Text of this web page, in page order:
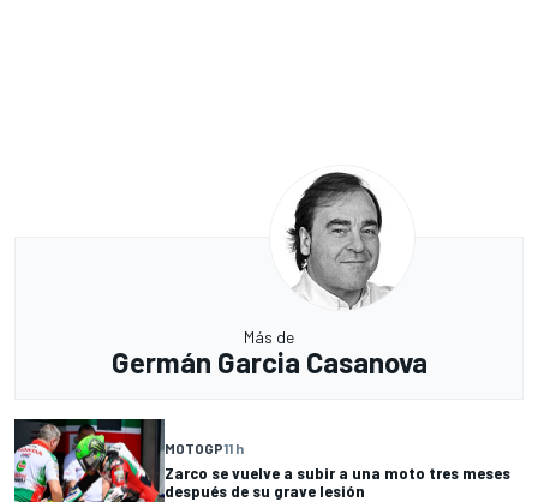
Más de
Germán Garcia Casanova
MOTOGP11 h
Zarco se vuelve a subir a una moto tres meses
después de su grave lesión